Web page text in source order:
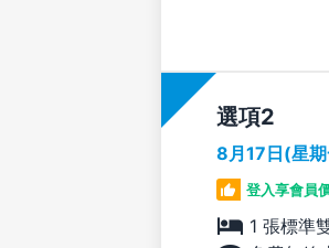
選項
8月17日(星
登入享會員
1 張標準